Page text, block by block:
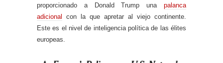
proporcionado a Donald Trump una palanca
adicional con la que apretar al viejo continente.
Este es el nivel de inteligencia política de las élites
europeas.